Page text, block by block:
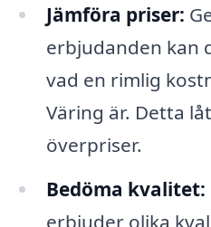
Jämföra priser:
erbjudanden kan
vad en rimlig
Väring är. Detta
överpriser.
Bedöma kvalitet: